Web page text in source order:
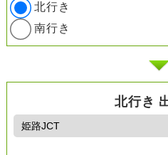
北行き
南行き
北行き